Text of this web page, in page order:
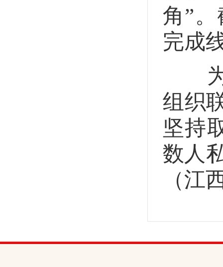
角”
完成
为
组织
坚持
数人
（江